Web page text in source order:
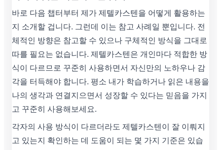
바로 다음 챕터부터 제가 제텔카스텐을 어떻게 활용하는
지 소개할 겁니다. 그런데 이는 참고 사례일 뿐입니다. 전
체적인 방향은 참고할 수 있으나 구체적인 방식을 그대로
따를 필요는 없습니다. 제텔카스텐은 개인마다 적합한 방
식이 다르므로 꾸준히 사용하면서 자신만의 노하우나 감
각을 터득해야 합니다. 평소 내가 학습하거나 읽은 내용을
나의 생각과 연결지으면서 성장할 수 있다는 믿음을 가지
고 꾸준히 사용해보세요.
각자의 사용 방식이 다르더라도 제텔카스텐이 잘 이뤄지
고 있는지 확인하는 데 도움이 되는 몇 가지 기준은 있습